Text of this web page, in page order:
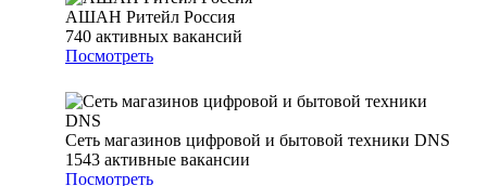
АШАН Ритейл Россия
740 активных вакансий
Посмотреть
Сеть магазинов цифровой и бытовой техники DNS
1543 активные вакансии
Посмотреть